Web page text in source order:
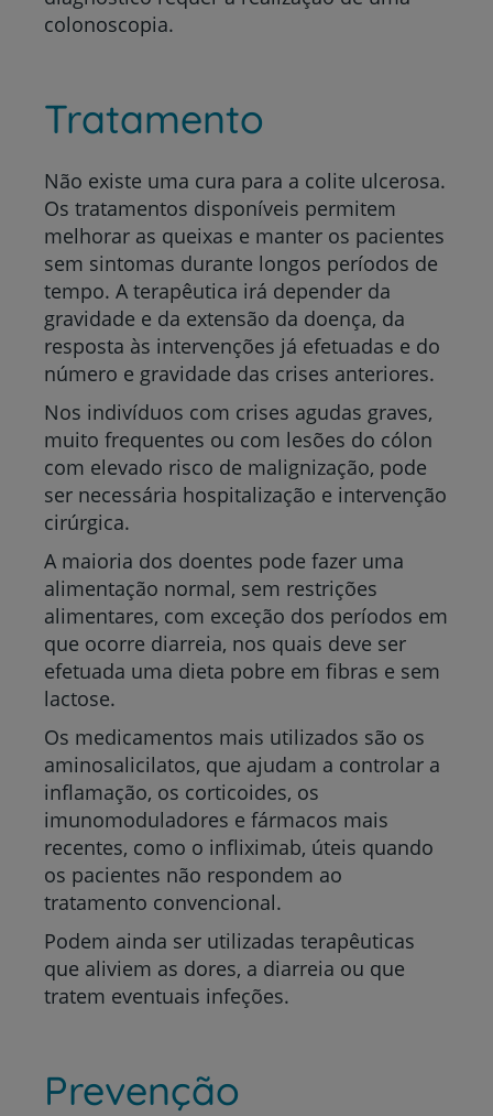
colonoscopia.
Tratamento
Não existe uma cura para a colite ulcerosa.
Os tratamentos disponíveis permitem
melhorar as queixas e manter os pacientes
sem sintomas durante longos períodos de
tempo. A terapêutica irá depender da
gravidade e da extensão da doença, da
resposta às intervenções já efetuadas e do
número e gravidade das crises anteriores.
Nos indivíduos com crises agudas graves,
muito frequentes ou com lesões do cólon
com elevado risco de malignização, pode
ser necessária hospitalização e intervenção
cirúrgica.
A maioria dos doentes pode fazer uma
alimentação normal, sem restrições
alimentares, com exceção dos períodos em
que ocorre diarreia, nos quais deve ser
efetuada uma dieta pobre em fibras e sem
lactose.
Os medicamentos mais utilizados são os
aminosalicilatos, que ajudam a controlar a
inflamação, os corticoides, os
imunomoduladores e fármacos mais
recentes, como o infliximab, úteis quando
os pacientes não respondem ao
tratamento convencional.
Podem ainda ser utilizadas terapêuticas
que aliviem as dores, a diarreia ou que
tratem eventuais infeções.
Prevenção